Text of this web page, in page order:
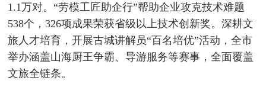
1.1万对。“劳模工匠助企行”帮助企业攻克技术难题
538个，326项成果荣获省级以上技术创新奖。深耕文
旅人才培育，开展古城讲解员“百名培优”活动，全市
举办涵盖山海厨王争霸、导游服务等赛事，全面覆盖
文旅全链条。